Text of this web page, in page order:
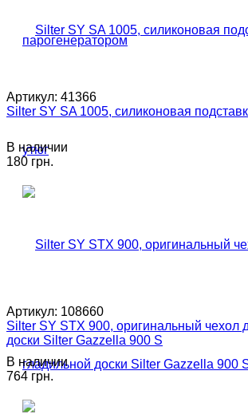
Артикул: 41366
Silter SY SA 1005, силиконовая
В наличии
180 грн.
Артикул: 108660
Silter SY STX 900, оригинальный чехол
доски Silter Gazzella 900 S
В наличии
764 грн.